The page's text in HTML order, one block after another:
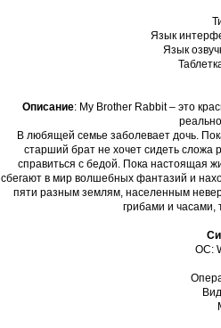
Язык
Язык
Описание: My Brother Rabbit – это
В любящей семье заболевает дочь.
старший брат не хочет сидеть сложа
справиться с бедой. Пока настоящая
сбегают в мир волшебных фантазий и
пяти разным землям, населенным
грибами и
ОС: